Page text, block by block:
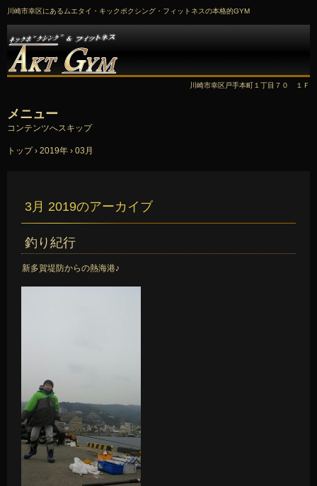
川崎市幸区にあるムエタイ・キックボクシング・フィットネスの本格的GYM
川崎市幸区戸手本町１丁目７０ １Ｆ
メニュー
コンテンツへスキップ
トップ › 2019年 › 03月
3月 2019のアーカイブ
釣り紀行
新多賀堤防からの熱海港♪